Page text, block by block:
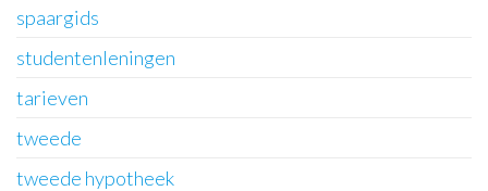
spaargids
studentenleningen
tarieven
tweede
tweede hypotheek